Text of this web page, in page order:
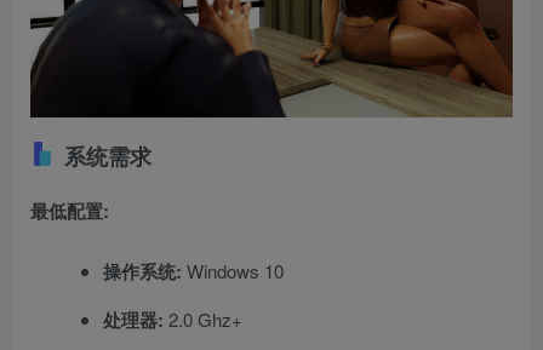
系统需求
最低配置:
操作系统: Windows 10
处理器: 2.0 Ghz+